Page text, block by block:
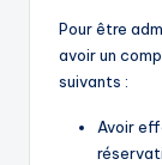
Pour être
avoir un
suivants :
Avoir